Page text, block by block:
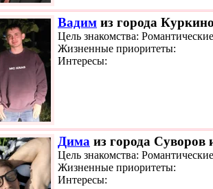
Вадим из города
Цель знакомства:
Жизненные приоритеты:
Интересы:
Дима из города Суворов
Цель знакомства:
Жизненные приоритеты:
Интересы: